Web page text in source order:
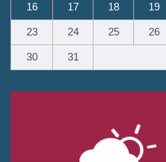
16 17 18 19
23 24 25 26
30 31